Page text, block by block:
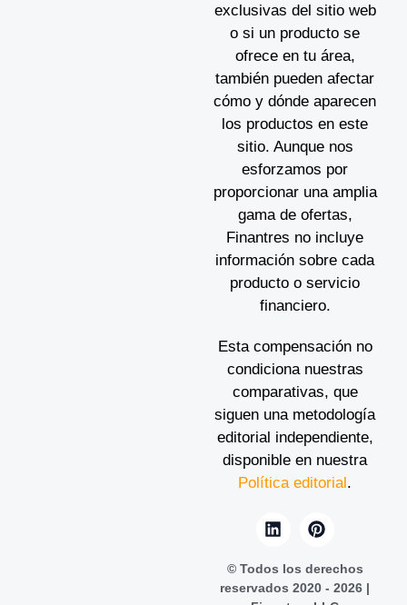
exclusivas del sitio web
o si un producto se
ofrece en tu área,
también pueden afectar
cómo y dónde aparecen
los productos en este
sitio. Aunque nos
esforzamos por
proporcionar una amplia
gama de ofertas,
Finantres no incluye
información sobre cada
producto o servicio
financiero.
Esta compensación no
condiciona nuestras
comparativas, que
siguen una metodología
editorial independiente,
disponible en nuestra
Política editorial.
© Todos los derechos
reservados 2020 - 2026 |